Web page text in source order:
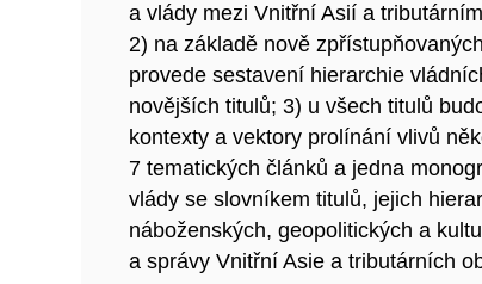
a vlády mezi Vnitřní Asií a
2) na základě nově
provede sestavení hierarchie
novějších titulů; 3) u všech titulů
kontexty a vektory prolínání vlivů
7 tematických článků a jedna
vlády se slovníkem titulů, jejich
náboženských, geopolitických a
a správy Vnitřní Asie a tributárních